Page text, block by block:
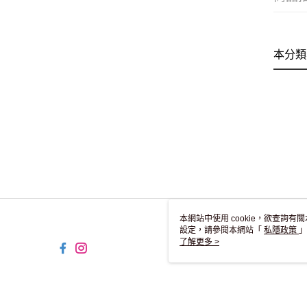
本分
本網站中使用 cookie，欲查詢有
設定，請參閱本網站「 私隱政策
用 cookie。
了解更多 >